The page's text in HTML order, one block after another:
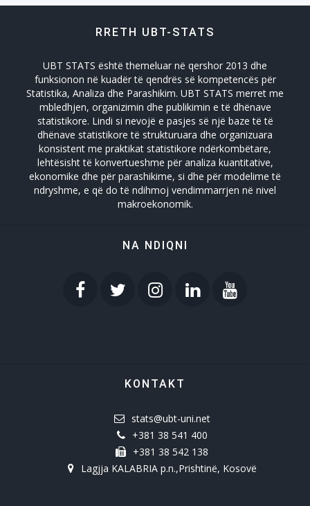
Zhvillimi Social Social Developmet
RRETH UBT-STATS
UBT STATS është themeluar në qershor 2013 dhe
funksionon në kuadër të qendrës së kompetencës për
Statistika, Analiza dhe Parashikim. UBT STATS merret me
mbledhjen, organizimin dhe publikimin e të dhënave
statistikore. Lindi si nevojë e pasjes së një baze të të
dhënave statistikore të strukturuara dhe organizuara
konsistent me praktikat statistikore ndërkombëtare,
lehtësisht të konvertueshme për analiza kuantitative,
ekonomike dhe për parashikime, si dhe për modelime të
ndryshme, e që do të ndihmoj vendimmarrjen në nivel
makroekonomik.
NA NDIQNI
KONTAKT
stats@ubt-uni.net
+381 38 541 400
+381 38 542 138
Lagjja KALABRIA p.n.,Prishtinë, Kosovë